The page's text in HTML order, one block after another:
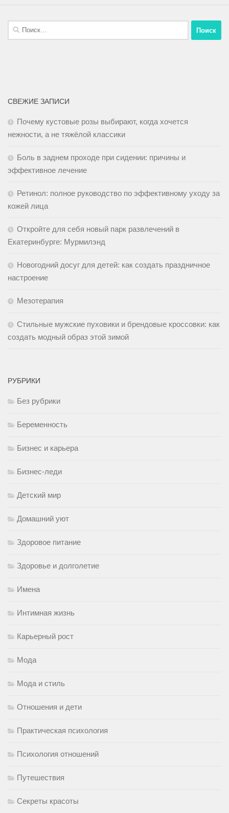
СВЕЖИЕ ЗАПИСИ
Почему кустовые розы выбирают, когда хочется
нежности, а не тяжёлой классики
Боль в заднем проходе при сидении: причины и
эффективное лечение
Ретинол: полное руководство по эффективному уходу за
кожей лица
Откройте для себя новый парк развлечений в
Екатеринбурге: Мурмилэнд
Новогодний досуг для детей: как создать праздничное
настроение
Мезотерапия
Стильные мужские пуховики и брендовые кроссовки: как
создать модный образ этой зимой
РУБРИКИ
Без рубрики
Беременность
Бизнес и карьера
Бизнес-леди
Детский мир
Домашний уют
Здоровое питание
Здоровье и долголетие
Имена
Интимная жизнь
Карьерный рост
Мода
Мода и стиль
Отношения и дети
Практическая психология
Психология отношений
Путешествия
Секреты красоты